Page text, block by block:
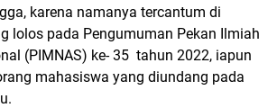
karena namanya tercantum di
lolos pada Pengumuman Pekan Ilmiah
(PIMNAS) ke- 35 tahun 2022, iapun
mahasiswa yang diundang pada